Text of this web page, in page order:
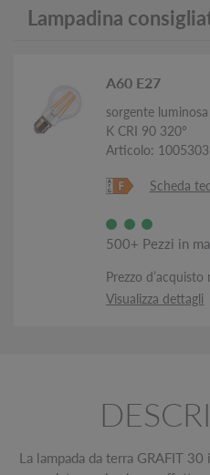
Lampadina
A60 E27
sorgente
K CRI 90 320°
Articolo: 1005303
Scheda
500+ Pezzi in
Prezzo
Visualizza dettagli
La lampada da terra GRAFIT